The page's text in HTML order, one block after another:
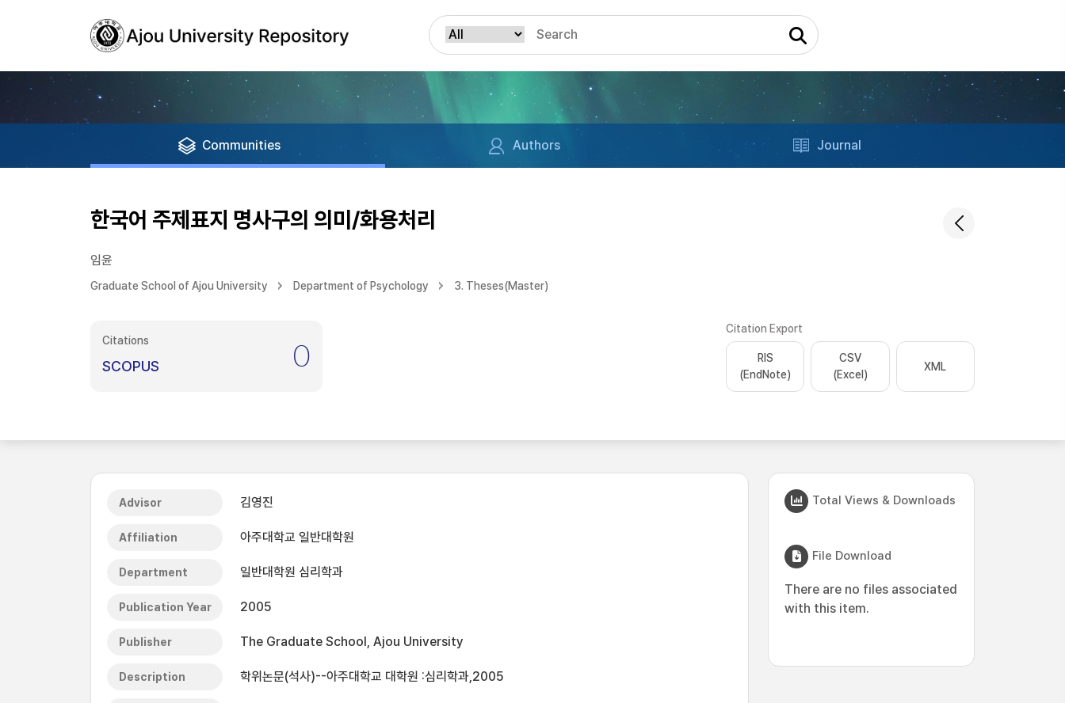
Communities Authors Journal
한국어 주제표지 명사구의 의미/화용처리
임윤
Graduate School of Ajou University Department of Psychology 3. Theses(Master)
Citations
SCOPUS 0
Citation Export
RIS
(EndNote)
CSV
(Excel)
XML
Advisor 김영진
Affiliation 아주대학교 일반대학원
Department 일반대학원 심리학과
Publication Year 2005
Publisher The Graduate School, Ajou University
Description 학위논문(석사)--아주대학교 대학원 :심리학과,2005
Total Views & Downloads
File Download
There are no files associated
with this item.